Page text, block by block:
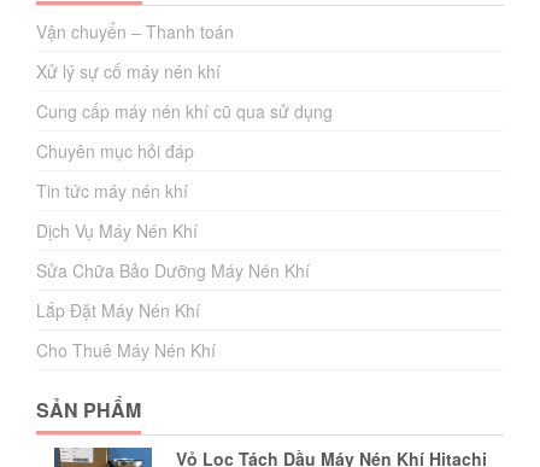
Vận chuyển – Thanh toán
Xử lý sự cố máy nén khí
Cung cấp máy nén khí cũ qua sử dụng
Chuyên mục hỏi đáp
Tin tức máy nén khí
Dịch Vụ Máy Nén Khí
Sửa Chữa Bảo Dưỡng Máy Nén Khí
Lắp Đặt Máy Nén Khí
Cho Thuê Máy Nén Khí
SẢN PHẨM
Vỏ Lọc Tách Dầu Máy Nén Khí Hitachi